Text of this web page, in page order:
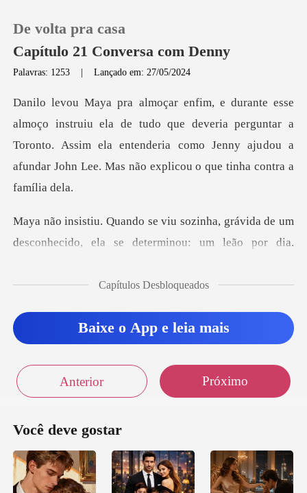
0
Loja
Sair
De volta pra casa
Capítulo 21 Conversa com Denny
Palavras: 1253 |Lançado em: 27/05/2024
tudo que deveria perguntar a
Toronto. Assim ela entenderia como Jenny aju
grávida de um
desconhecido, ela se determi
Capítulos Desbloqueados
Baixe o App e leia mais
Anterior Próximo
Você deve gostar